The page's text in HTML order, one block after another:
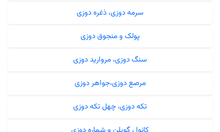
سرمه دوزی، ذغره دوزی
پولک و منجوق دوزی
سنگ دوزی، مروارید دوزی
مرصع دوزی،جواهر دوزی
تکه دوزی، چهل تکه دوزی